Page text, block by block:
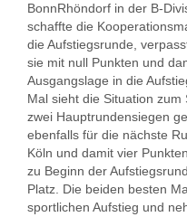
BonnRhöndorf in der B-
schaffte die
die Aufstiegsrunde,
sie mit null Punkten und
Ausgangslage in die
Mal sieht die Situation
zwei Hauptrundensiegen
ebenfalls für die nächste
Köln und damit vier
zu Beginn der
Platz. Die beiden besten
sportlichen Aufstieg und